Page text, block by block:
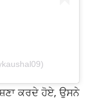
ਕਰਦੇ ਹੋਏ, ਉਸਨੇ